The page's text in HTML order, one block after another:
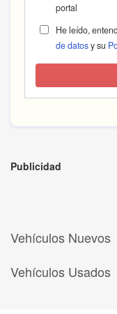
portal
He leído,
de datosy su
Publicidad
Vehículos Nuevos
Vehículos Usados